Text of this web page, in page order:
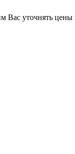
Вас уточнять